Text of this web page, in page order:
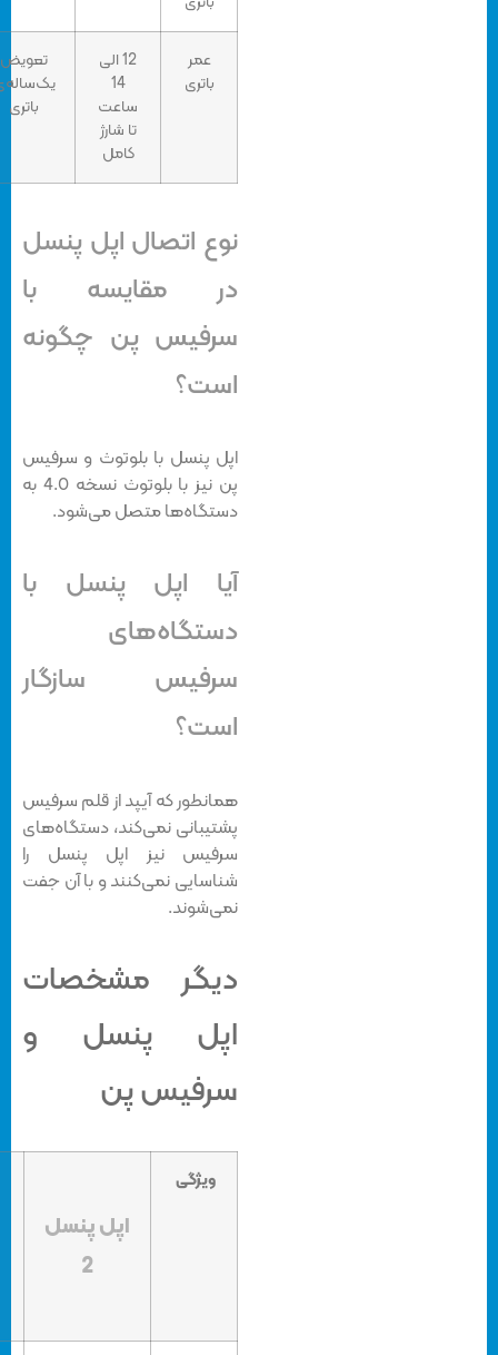
12 الی
14
تعویض
یک‌ساله‌ی
باتری
نوع اتصال اپل پنسل
در مقایسه با
سرفیس پن چگونه
اپل پنسل با بلوتوث و سرفیس
پن نیز با بلوتوث نسخه 4.0 به
دستگاه‌ها متصل می‌شود.
آیا اپل پنسل با
دستگاه‌های
سرفیس سازگار
همانطور که آیپد از قلم سرفیس
پشتیبانی نمی‌کند، دستگاه‌های
سرفیس نیز اپل پنسل را
شناسایی نمی‌کنند و با آن جفت
دیگر مشخصات
اپل پنسل و
سرفیس پن
سرفیس
پن 1776